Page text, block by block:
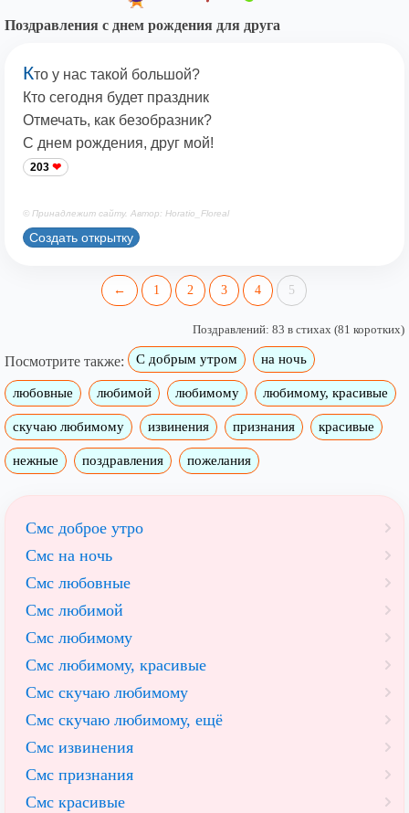
Поздравления с днем рождения для друга
Кто у нас такой большой?
Кто сегодня будет праздник
Отмечать, как безобразник?
С днем рождения, друг мой!
203
© Принадлежит сайту. Автор: Horatio_Floreal
Создать открытку
← 1 2 3 4 5
Поздравлений: 83 в стихах (81 коротких)
Посмотрите также: С добрым утром на ночь
любовные любимой любимому любимому, красивые
скучаю любимому извинения признания красивые
нежные поздравления пожелания
Смс доброе утро
Смс на ночь
Смс любовные
Смс любимой
Смс любимому
Смс любимому, красивые
Смс скучаю любимому
Смс скучаю любимому, ещё
Смс извинения
Смс признания
Смс красивые